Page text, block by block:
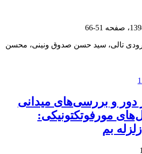
51-66
تالی، سید حسن صدوق ونینی، محسن
و بررسی‌های میدانی
مورفوتکتونیکی:
بم